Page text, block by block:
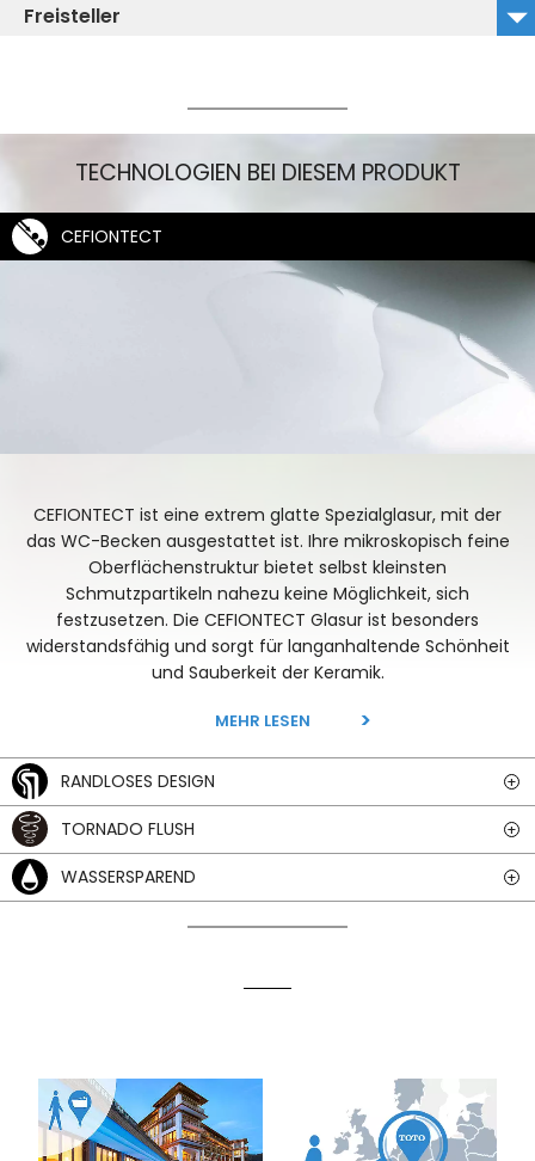
Freisteller
CW927PZY_Freisteller_rechts
TECHNOLOGIEN BEI DIESEM PRODUKT
CEFIONTECT
CEFIONTECT ist eine extrem glatte Spezialglasur, mit der
das WC-Becken ausgestattet ist. Ihre mikroskopisch feine
Oberflächenstruktur bietet selbst kleinsten
Schmutzpartikeln nahezu keine Möglichkeit, sich
festzusetzen. Die CEFIONTECT Glasur ist besonders
widerstandsfähig und sorgt für langanhaltende Schönheit
und Sauberkeit der Keramik.
MEHR LESEN
RANDLOSES DESIGN
TORNADO FLUSH
WASSERSPAREND